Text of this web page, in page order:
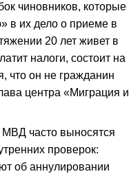
чиновников, которые
в их дело о приеме в
20 лет живет в
налоги, состоит на
что он не гражданин
центра «Миграция и
часто выносятся
проверок:
об аннулировании